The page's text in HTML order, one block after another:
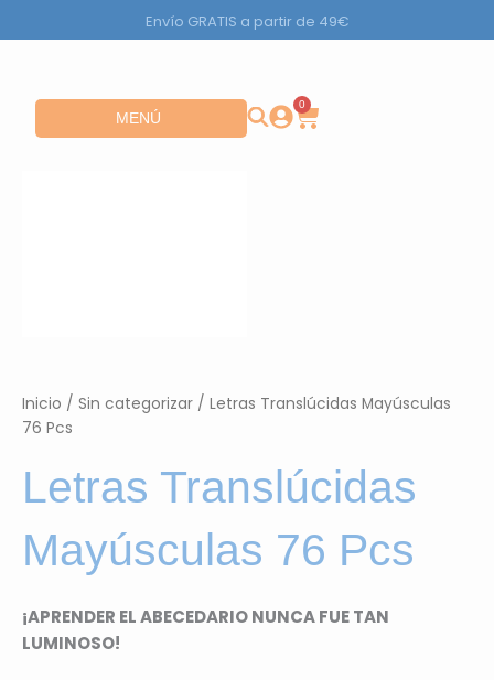
al
Envío GRATIS a partir de 49€
MENÚ Abrir MENÚ 0
Carrito
Inicio / Sin categorizar / Letras Translúcidas Mayúsculas
76 Pcs
Letras Translúcidas
Mayúsculas 76 Pcs
¡APRENDER EL ABECEDARIO NUNCA FUE TAN
LUMINOSO!